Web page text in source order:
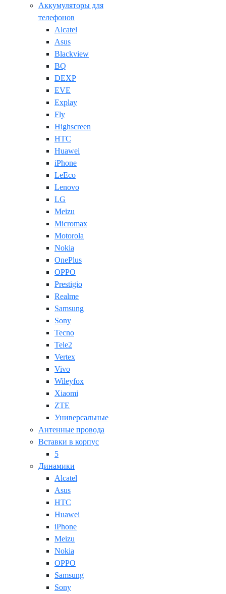
Аккумуляторы для
телефонов
Alcatel
Asus
Blackview
BQ
DEXP
EVE
Explay
Fly
Highscreen
HTC
Huawei
iPhone
LeEco
Lenovo
LG
Meizu
Micromax
Motorola
Nokia
OnePlus
OPPO
Prestigio
Realme
Samsung
Sony
Tecno
Tele2
Vertex
Vivo
Wileyfox
Xiaomi
ZTE
Универсальные
Антенные провода
Вставки в корпус
5
Динамики
Alcatel
Asus
HTC
Huawei
iPhone
Meizu
Nokia
OPPO
Samsung
Sony